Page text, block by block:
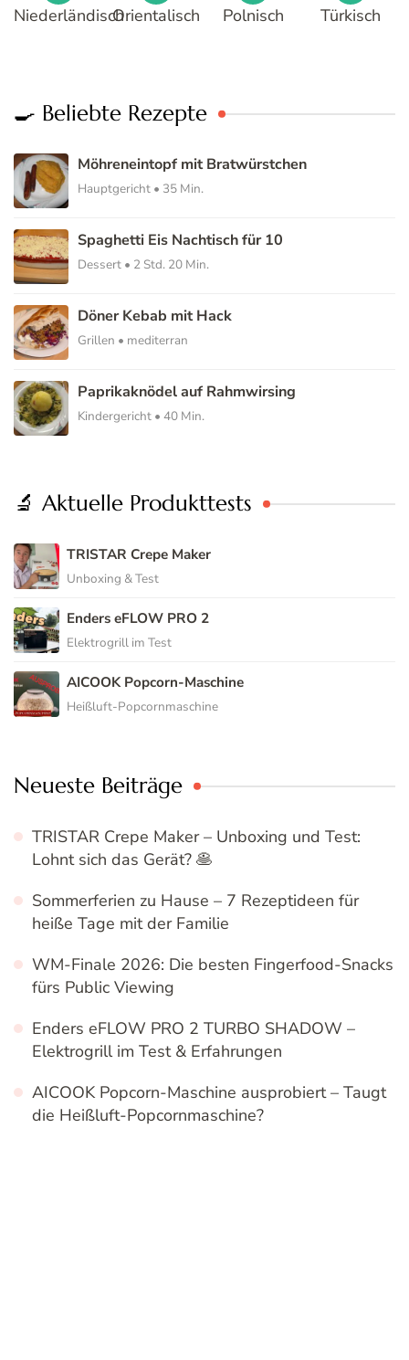
NiederländischOrientalisch Polnisch Türkisch
🍳 Beliebte Rezepte
Möhreneintopf mit Bratwürstchen
Hauptgericht • 35 Min.
Spaghetti Eis Nachtisch für 10
Dessert • 2 Std. 20 Min.
Döner Kebab mit Hack
Grillen • mediterran
Paprikaknödel auf Rahmwirsing
Kindergericht • 40 Min.
🔬 Aktuelle Produkttests
TRISTAR Crepe Maker
Unboxing & Test
Enders eFLOW PRO 2
Elektrogrill im Test
AICOOK Popcorn-Maschine
Heißluft-Popcornmaschine
Neueste Beiträge
TRISTAR Crepe Maker – Unboxing und Test:
Lohnt sich das Gerät? 🥞
Sommerferien zu Hause – 7 Rezeptideen für
heiße Tage mit der Familie
WM-Finale 2026: Die besten Fingerfood-Snacks
fürs Public Viewing
Enders eFLOW PRO 2 TURBO SHADOW –
Elektrogrill im Test & Erfahrungen
AICOOK Popcorn-Maschine ausprobiert – Taugt
die Heißluft-Popcornmaschine?